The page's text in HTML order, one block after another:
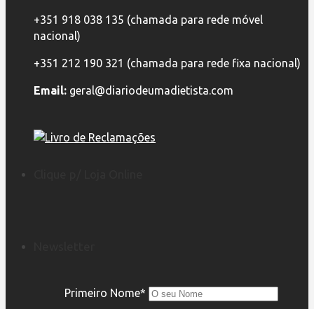
+351 918 038 135 (chamada para rede móvel
nacional)
+351 212 190 321 (chamada para rede fixa nacional)
Email: geral@diariodeumadietista.com
Primeiro Nome*